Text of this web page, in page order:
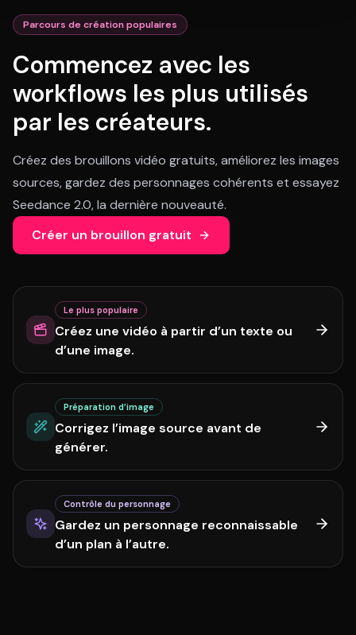
Parcours de création populaires
Commencez avec les
workflows les plus utilisés
par les créateurs.
Créez des brouillons vidéo gratuits, améliorez les images
sources, gardez des personnages cohérents et essayez
Seedance 2.0, la dernière nouveauté.
Créer un brouillon gratuit
Le plus populaire
Créez une vidéo à partir d’un texte ou
d’une image.
Préparation d’image
Corrigez l’image source avant de
générer.
Contrôle du personnage
Gardez un personnage reconnaissable
d’un plan à l’autre.